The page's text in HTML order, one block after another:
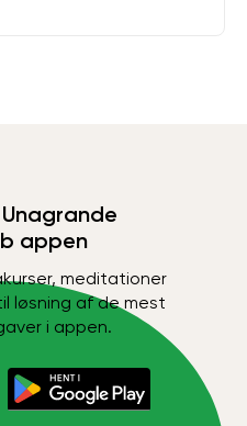
appen
meditationer
løsning af de mest
i appen.